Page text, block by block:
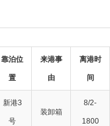
靠泊位
置
来港事
由
离港时
间
新港3
号
装卸箱
8/2-
1800